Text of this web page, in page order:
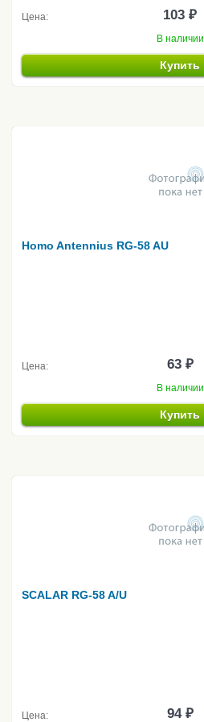
Цена: 103 ₽
В наличии
Купить
Homo Antennius RG-58 AU
Цена: 63 ₽
В наличии
Купить
SCALAR RG-58 A/U
Цена: 94 ₽